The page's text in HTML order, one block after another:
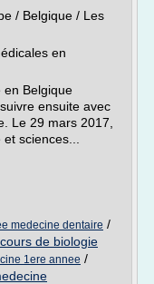
/ Belgique / Les
en
en Belgique
ensuite avec
Le 29 mars 2017,
sciences...
medecine dentaire /
cours de biologie
1ere annee /